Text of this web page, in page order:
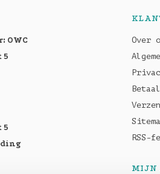
OWC
5
5
Over
RSS-
MIJN